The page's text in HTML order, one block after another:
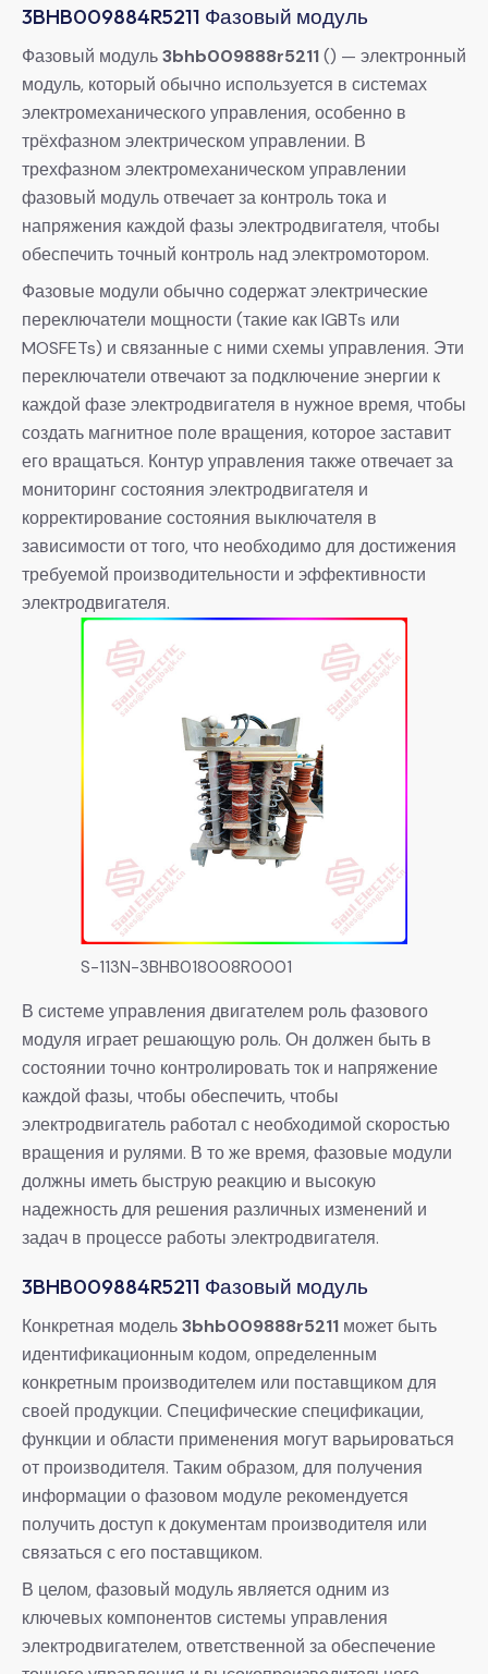
3BHB009884R5211 Фазовый модуль
Фазовый модуль3bhb009888r5211() — электронный
модуль, который обычно используется в системах
электромеханического управления, особенно в
трёхфазном электрическом управлении. В
трехфазном электромеханическом управлении
фазовый модуль отвечает за контроль тока и
напряжения каждой фазы электродвигателя, чтобы
обеспечить точный контроль над электромотором.
Фазовые модули обычно содержат электрические
переключатели мощности (такие как IGBTs или
MOSFETs) и связанные с ними схемы управления. Эти
переключатели отвечают за подключение энергии к
каждой фазе электродвигателя в нужное время, чтобы
создать магнитное поле вращения, которое заставит
его вращаться. Контур управления также отвечает за
мониторинг состояния электродвигателя и
корректирование состояния выключателя в
зависимости от того, что необходимо для достижения
требуемой производительности и эффективности
электродвигателя.
S-113N-3BHB018008R0001
В системе управления двигателем роль фазового
модуля играет решающую роль. Он должен быть в
состоянии точно контролировать ток и напряжение
каждой фазы, чтобы обеспечить, чтобы
электродвигатель работал с необходимой скоростью
вращения и рулями. В то же время, фазовые модули
должны иметь быструю реакцию и высокую
надежность для решения различных изменений и
задач в процессе работы электродвигателя.
3BHB009884R5211 Фазовый модуль
Конкретная модель3bhb009888r5211 может быть
идентификационным кодом, определенным
конкретным производителем или поставщиком для
своей продукции. Специфические спецификации,
функции и области применения могут варьироваться
от производителя. Таким образом, для получения
информации о фазовом модуле рекомендуется
получить доступ к документам производителя или
связаться с его поставщиком.
В целом, фазовый модуль является одним из
ключевых компонентов системы управления
электродвигателем, ответственной за обеспечение